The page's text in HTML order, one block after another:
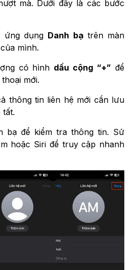
mà. Dưới đây là các bước
ứng dụng Danh bạtrên màn
mình.
có hình dấu cộng “+” để
mới.
thông tin liên hệ mới cần lưu
tất.
bạ để kiểm tra thông tin. Sử
hoặc Siri để truy cập nhanh